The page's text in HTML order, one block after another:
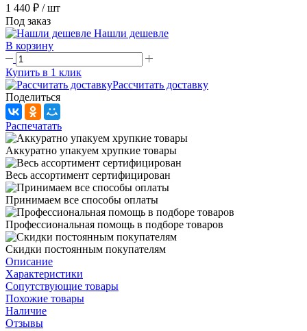
1 440 ₽ / шт
Под заказ
Нашли дешевле
В корзину
Купить в 1 клик
Рассчитать доставку
Поделиться
Распечатать
Аккуратно упакуем хрупкие товары
Весь ассортимент сертифицирован
Принимаем все способы оплаты
Профессиональная помощь в подборе товаров
Скидки постоянным покупателям
Описание
Характеристики
Сопутствующие товары
Похожие товары
Наличие
Отзывы